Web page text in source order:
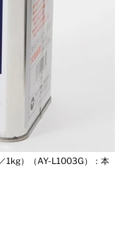
1kg）（AY-L1003G）：本